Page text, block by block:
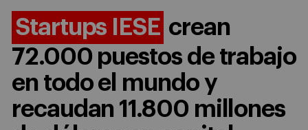
Startups IESE crean
72.000 puestos de trabajo
en todo el mundo y
recaudan 11.800 millones